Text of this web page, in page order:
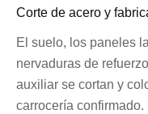
Corte de acero y
El suelo, los paneles
nervaduras de
auxiliar se cortan y
carrocería